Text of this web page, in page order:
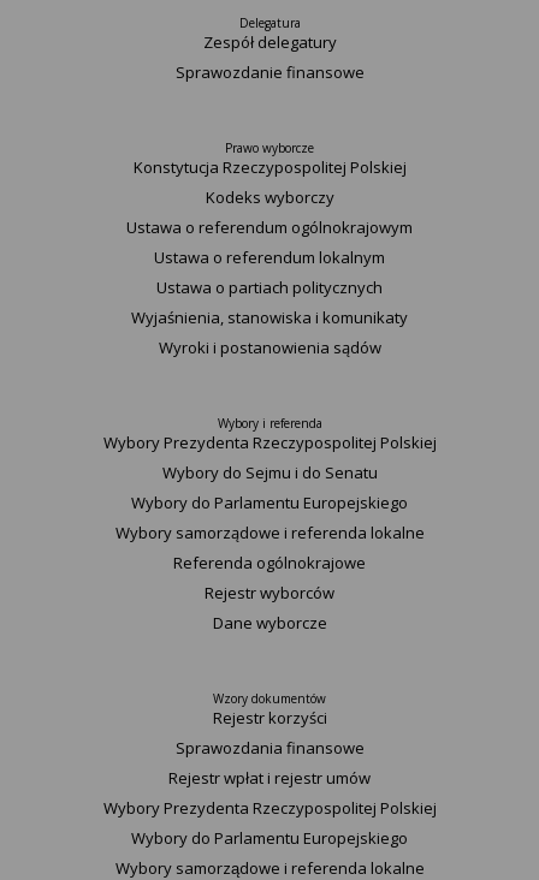
Delegatura
Zespół delegatury
Sprawozdanie finansowe
Prawo wyborcze
Konstytucja Rzeczypospolitej Polskiej​
Kodeks wyborczy
Ustawa o referendum ogólnokrajowym
Ustawa o referendum lokalnym
Ustawa o partiach politycznych
Wyjaśnienia, stanowiska i komunikaty
Wyroki i postanowienia sądów
Wybory i referenda
Wybory Prezydenta Rzeczypospolitej Polskiej
Wybory do Sejmu i do Senatu
Wybory do Parlamentu Europejskiego
Wybory samorządowe i referenda lokalne
Referenda ogólnokrajowe
Rejestr wyborców
Dane wyborcze
Wzory dokumentów
Rejestr korzyści
Sprawozdania finansowe
Rejestr wpłat i rejestr umów
Wybory Prezydenta Rzeczypospolitej Polskiej
Wybory do Parlamentu Europejskiego
Wybory samorządowe i referenda lokalne